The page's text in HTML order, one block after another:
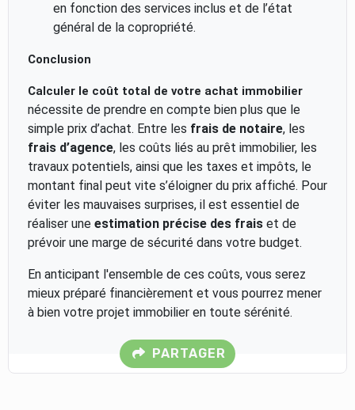
en fonction des services inclus et de l’état
général de la copropriété.
Conclusion
Calculer le coût total de votre achat immobilier
nécessite de prendre en compte bien plus que le
simple prix d’achat. Entre les frais de notaire, les
frais d’agence, les coûts liés au prêt immobilier, les
travaux potentiels, ainsi que les taxes et impôts, le
montant final peut vite s’éloigner du prix affiché. Pour
éviter les mauvaises surprises, il est essentiel de
réaliser une estimation précise des fraiset de
prévoir une marge de sécurité dans votre budget.
En anticipant l'ensemble de ces coûts, vous serez
mieux préparé financièrement et vous pourrez mener
à bien votre projet immobilier en toute sérénité.
PARTAGER